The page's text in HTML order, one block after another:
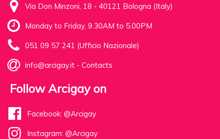
Via Don Minzoni, 18 - 40121 Bologna (Italy)
Monday to Friday, 9.30AM to 5.00PM
051 09 57 241 (Ufficio Nazionale)
info@arcigay.it - Contacts
Follow Arcigay on
Facebook: @Arcigay
Instagram: @Arcigay